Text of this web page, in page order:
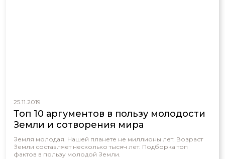
25.11.2019
Топ 10 аргументов в пользу молодости
Земли и сотворения мира
Земля молодая. Нашей планете не миллионы лет. Возраст
Земли составляет несколько тысяч лет. Подборка топ
фактов в пользу молодой Земли.